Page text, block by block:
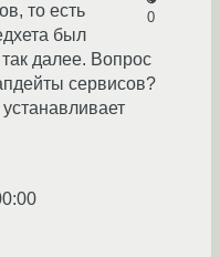
0
то есть
был
далее. Вопрос
сервисов?